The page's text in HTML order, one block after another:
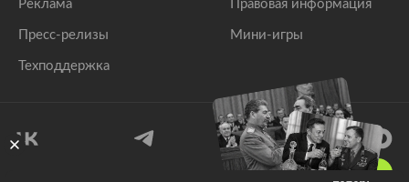
Реклама
Пресс-релизы
Техподдержка
Правовая информация
Мини-игры